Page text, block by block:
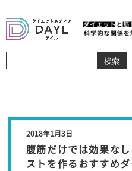
2018年1月3日
腹筋だけでは効果な
ストを作るおすすめ